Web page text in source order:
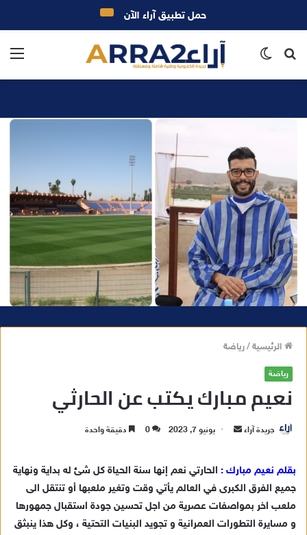
بحث
الرئيسية/رياضة
رياضة
نعيم مبارك يكتب عن الحارثي
جريدة آراء
ب
ي
يونيو 7, 2023 0 دقيقة واحدة
بقلم نعيم مبارك : الحارتي نعم إنها سنة الحياة كل شئ له بداية ونهاية
جميع الفرق الكبرى في العالم يأتي وقت وتغير ملعبها أو تنتقل الى
ملعب اخر بمواصفات عصرية من اجل تحسين جودة استقبال جمهورها
و مسايرة التطورات العمرانية و تجويد البنيات التحتية ، وكل هذا ينبثق
حمل تطبيق آراء الآن